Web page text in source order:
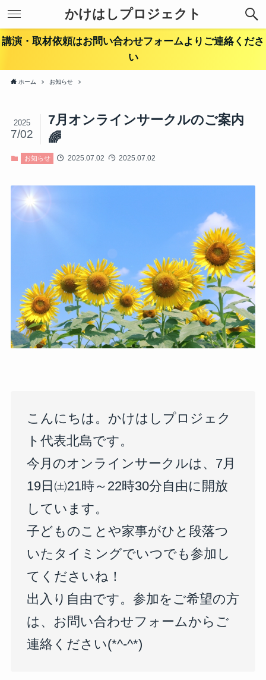
かけはしプロジェクト
講演・取材依頼はお問い合わせフォームよりご連絡くださ
い
ホーム お知らせ
7月オンラインサークルのご案内
🌈
2025
7/02
お知らせ 2025.07.02 2025.07.02
こんにちは。かけはしプロジェク
ト代表北島です。
今月のオンラインサークルは、7月
19日㈯21時～22時30分自由に開放
しています。
子どものことや家事がひと段落つ
いたタイミングでいつでも参加し
てくださいね！
出入り自由です。参加をご希望の方
は、お問い合わせフォームからご
連絡ください(*^-^*)